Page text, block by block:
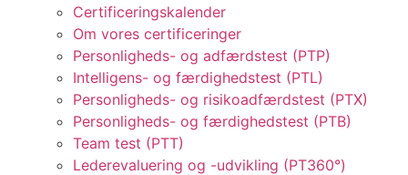
Certificeringskalender
Om vores certificeringer
Personligheds- og adfærdstest (PTP)
Intelligens- og færdighedstest (PTL)
Personligheds- og risikoadfærdstest (PTX)
Personligheds- og færdighedstest (PTB)
Team test (PTT)
Lederevaluering og -udvikling (PT360°)